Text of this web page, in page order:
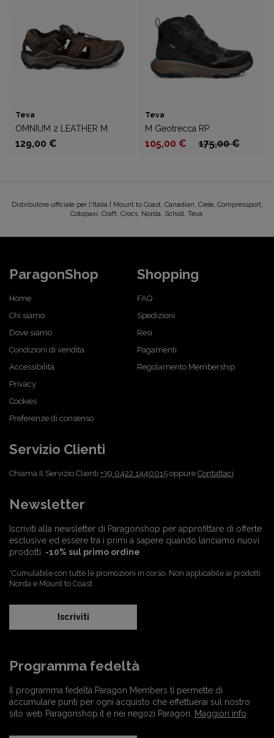
Teva
OMNIUM 2 LEATHER M
129,00 €
Teva
M Geotrecca RP
105,00 € 175,00 €
Distributore ufficiale per l'Italia | Mount to Coast, Canadian, Ciele, Compressport,
Cotopaxi, Craft, Crocs, Norda, Scholl, Teva.
ParagonShop
Home
Chi siamo
Dove siamo
Condizioni di vendita
Accessibilità
Privacy
Cookies
Preferenze di consenso
Shopping
FAQ
Spedizioni
Resi
Pagamenti
Regolamento Membership
Servizio Clienti
Chiama Il Servizio Clienti +39 0422 1440015 oppure Contattaci
Newsletter
Iscriviti alla newsletter di Paragonshop per approfittare di offerte
esclusive ed essere tra i primi a sapere quando lanciamo nuovi
prodotti. -10% sul primo ordine
*Cumulabile con tutte le promozioni in corso. Non applicabile ai prodotti
Norda e Mount to Coast.
Iscriviti
Programma fedeltà
Il programma fedeltà Paragon Members ti permette di
accumulare punti per ogni acquisto che effettuerai sul nostro
sito web Paragonshop.it e nei negozi Paragon.
Maggiori info